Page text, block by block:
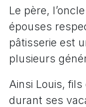
Le père,
épouses
pâtisserie est
plusieurs
Ainsi Louis,
durant ses